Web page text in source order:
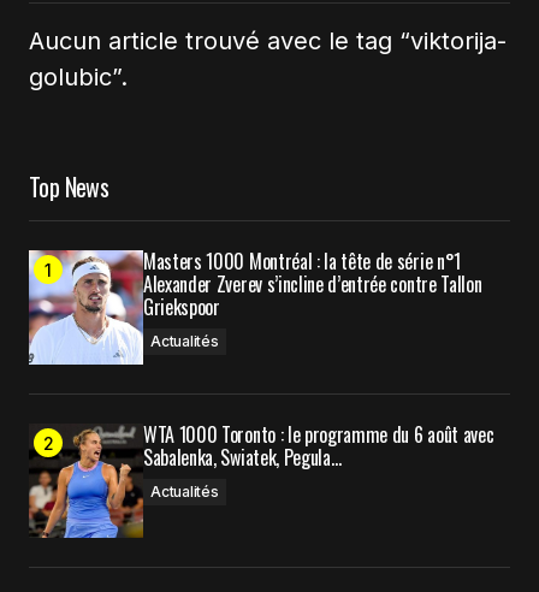
Aucun article trouvé avec le tag “viktorija-
golubic”.
Top News
Masters 1000 Montréal : la tête de série n°1
Alexander Zverev s’incline d’entrée contre Tallon
Griekspoor
Actualités
WTA 1000 Toronto : le programme du 6 août avec
Sabalenka, Swiatek, Pegula…
Actualités